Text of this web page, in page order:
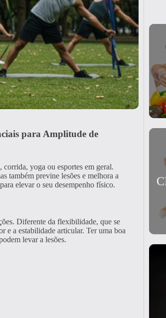
para Amplitude de
yoga ou esportes em geral.
também previne lesões e melhora a
elevar o seu desempenho físico.
Diferente da flexibilidade, que se
e a estabilidade articular. Ter uma boa
levar a lesões.